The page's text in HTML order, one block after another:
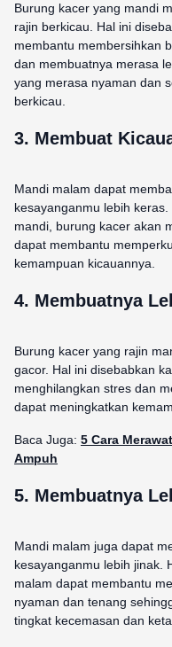
Burung kacer yang mandi
rajin berkicau. Hal ini
membantu membersihkan
dan membuatnya merasa
yang merasa nyaman dan
berkicau.
3. Membuat
Mandi malam dapat
kesayanganmu lebih
mandi, burung kacer akan
dapat membantu
kemampuan kicauannya.
4. Membuatnya
Burung kacer yang rajin
gacor. Hal ini disebabkan
menghilangkan stres dan
dapat meningkatkan
Baca Juga: 5 Cara
Ampuh
5. Membuatnya
Mandi malam juga dapat
kesayanganmu lebih jinak.
malam dapat membantu
nyaman dan tenang
tingkat kecemasan dan